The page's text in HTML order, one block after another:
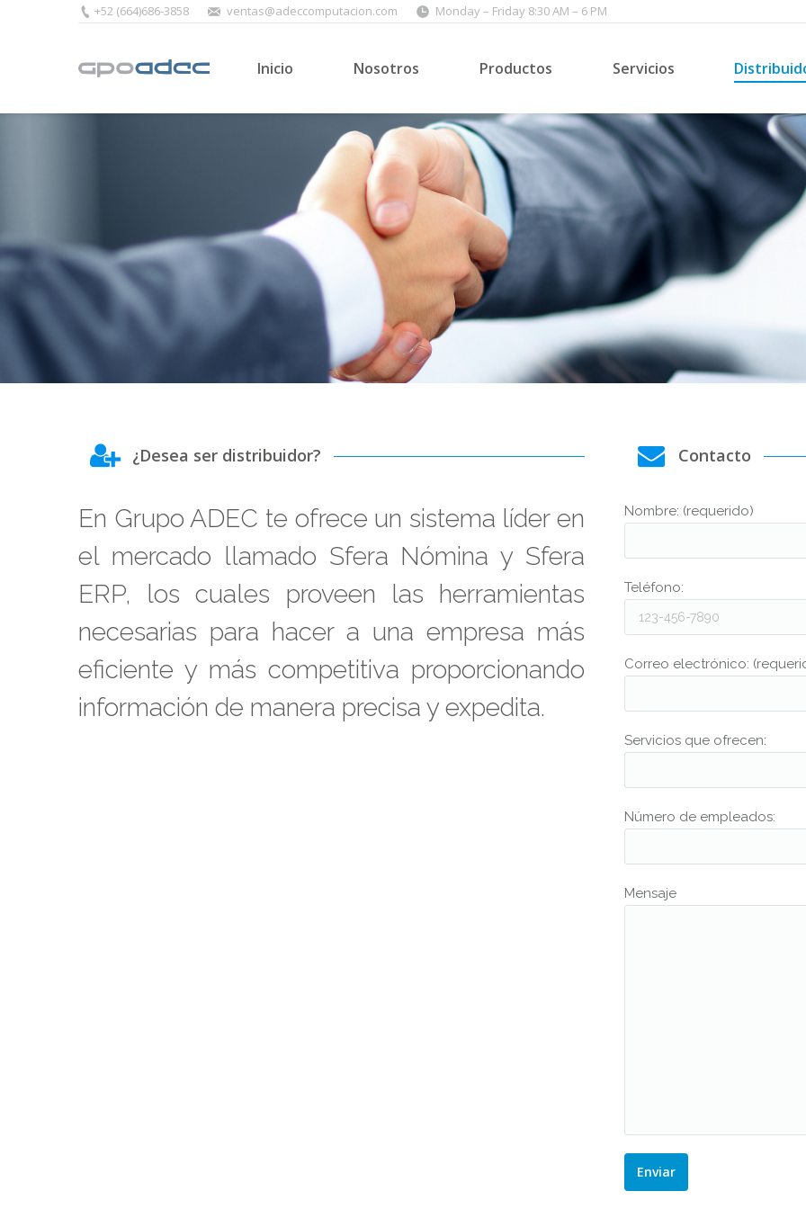
+52 (664)686-3858 ventas@adeccomputacion.com Monday – Friday 8:30 AM – 6 PM
Inicio Nosotros Productos Servicios
¿Desea ser distribuidor?
En Grupo ADEC te ofrece un sistema líder en
el mercado llamado Sfera Nómina y Sfera
ERP, los cuales proveen las herramientas
necesarias para hacer a una empresa más
eficiente y más competitiva proporcionando
información de manera precisa y expedita.
Contacto
Nombre: (requerido)
Teléfono:
Correo electrónico:
Servicios que ofrecen:
Número de empleados:
Mensaje